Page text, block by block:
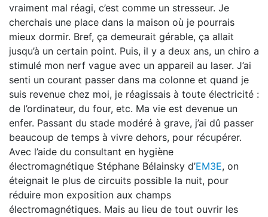
vraiment mal réagi, c’est comme un stresseur. Je
cherchais une place dans la maison où je pourrais
mieux dormir. Bref, ça demeurait gérable, ça allait
jusqu’à un certain point. Puis, il y a deux ans, un chiro a
stimulé mon nerf vague avec un appareil au laser. J’ai
senti un courant passer dans ma colonne et quand je
suis revenue chez moi, je réagissais à toute électricité :
de l’ordinateur, du four, etc. Ma vie est devenue un
enfer. Passant du stade modéré à grave, j’ai dû passer
beaucoup de temps à vivre dehors, pour récupérer.
Avec l’aide du consultant en hygiène
électromagnétique Stéphane Bélainsky d’EM3E, on
éteignait le plus de circuits possible la nuit, pour
réduire mon exposition aux champs
électromagnétiques. Mais au lieu de tout ouvrir les